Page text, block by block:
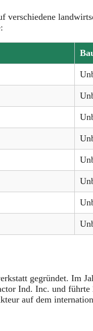
gegründet. Im
Ind. Inc. und
auf dem